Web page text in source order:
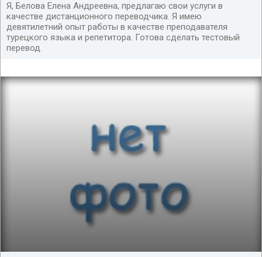
Я, Белова Елена Андреевна, предлагаю свои услуги в
качестве дистанционного переводчика. Я имею
девятилетний опыт работы в качестве преподавателя
турецкого языка и репетитора. Готова сделать тестовый
перевод.